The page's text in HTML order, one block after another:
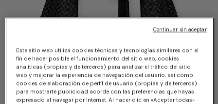
Este sitio web utiliza cookies técnicas y tecnologías similares con el
fin de hacer posible el funcionamiento del sitio web, cookies
analíticas (propias y de terceros) para analizar el tráfico del sitio
web y mejorar la experiencia de navegación del usuario, así como
cookies de elaboración de perfil de usuario (propias y de terceros)
para mostrarte publicidad acorde con las preferencias que hayas
expresado al navegar por Internet. Al hacer clic en «Aceptar todas»
Continuar sin aceptar